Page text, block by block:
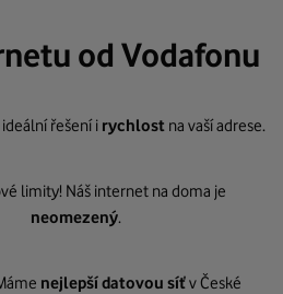
od Vodafonu
řešení i rychlost na vaší adrese.
limity! Náš internet na doma je
neomezený.
nejlepší datovou síťv České